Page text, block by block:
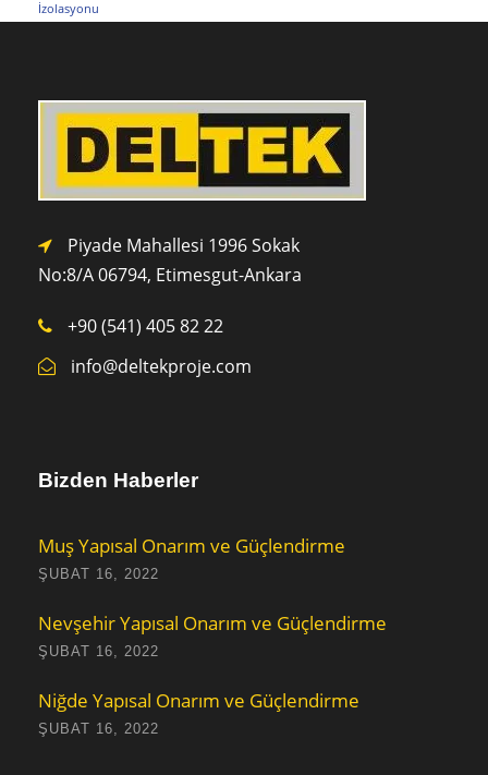
İzolasyonu
Piyade Mahallesi 1996 Sokak
No:8/A 06794, Etimesgut-Ankara
+90 (541) 405 82 22
info@deltekproje.com
Bizden Haberler
Muş Yapısal Onarım ve Güçlendirme
ŞUBAT 16, 2022
Nevşehir Yapısal Onarım ve Güçlendirme
ŞUBAT 16, 2022
Niğde Yapısal Onarım ve Güçlendirme
ŞUBAT 16, 2022